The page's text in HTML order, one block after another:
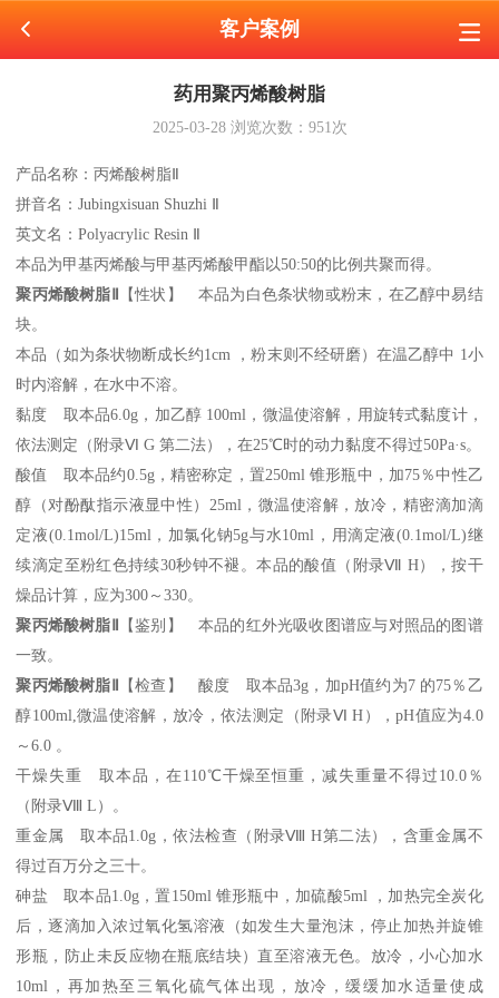
客户案例
药用聚丙烯酸树脂
2025-03-28浏览次数： 951次
产品名称：丙烯酸树脂
拼音名：Jubingxisuan Shuzhi Ⅱ
英文名：Polyacrylic Resin Ⅱ
本品为甲基丙烯酸与甲基丙烯酸甲酯以50:50的比例共聚而得。
聚丙烯酸树脂
【性状】 本品为白色条状物或粉末，在乙醇中易结
块。
本品（如为条状物断成长约1cm ，粉末则不经研磨）在温乙醇中 1小
时内溶解，在水中不溶。
黏度 取本品6.0g，加乙醇 100ml，微温使溶解，用旋转式黏度计，
依法测定（附录Ⅵ G 第二法），在25℃时的动力黏度不得过50Pa·s。
酸值 取本品约0.5g，精密称定，置250ml 锥形瓶中，加75％中性乙
醇（对酚酞指示液显中性）25ml，微温使溶解，放冷，精密滴加滴
定液(0.1mol/L)15ml，加氯化钠5g与水10ml，用滴定液(0.1mol/L)继
续滴定至粉红色持续30秒钟不褪。本品的酸值（附录Ⅶ H），按干
燥品计算，应为300～330。
聚丙烯酸树脂
【鉴别】 本品的红外光吸收图谱应与对照品的图谱
一致。
聚丙烯酸树脂
【检查】 酸度 取本品3g，加pH值约为7 的75％乙
醇100ml,微温使溶解，放冷，依法测定（附录Ⅵ H），pH值应为4.0
～6.0 。
干燥失重 取本品，在110℃干燥至恒重，减失重量不得过10.0％
（附录Ⅷ L）。
重金属 取本品1.0g，依法检查（附录Ⅷ H第二法），含重金属不
得过百万分之三十。
砷盐 取本品1.0g，置150ml 锥形瓶中，加硫酸5ml ，加热完全炭化
后，逐滴加入浓过氧化氢溶液（如发生大量泡沫，停止加热并旋锥
形瓶，防止未反应物在瓶底结块）直至溶液无色。放冷，小心加水
10ml，再加热至三氧化硫气体出现，放冷，缓缓加水适量使成